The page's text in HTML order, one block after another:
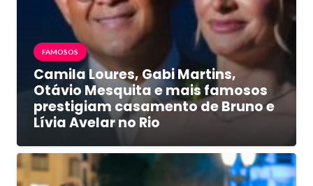
FAMOSOS
Camila Loures, Gabi Martins,
Otávio Mesquita e mais famosos
prestigiam casamento de Bruno e
Lívia Avelar no Rio